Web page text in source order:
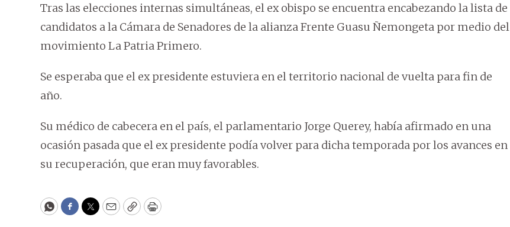
Tras las elecciones internas simultáneas, el ex obispo se encuentra encabezando la lista de
candidatos a la Cámara de Senadores de la alianza Frente Guasu Ñemongeta por medio del
movimiento La Patria Primero.
Se esperaba que el ex presidente estuviera en el territorio nacional de vuelta para fin de
año.
Su médico de cabecera en el país, el parlamentario Jorge Querey, había afirmado en una
ocasión pasada que el ex presidente podía volver para dicha temporada por los avances en
su recuperación, que eran muy favorables.
WhatsApp
Facebook
Twitter
EmailCopyPrint